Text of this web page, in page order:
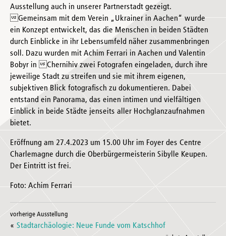
Ausstellung auch in unserer Partnerstadt gezeigt.
Gemeinsam mit dem Verein „Ukrainer in Aachen“ wurde
ein Konzept entwickelt, das die Menschen in beiden Städten
durch Einblicke in ihr Lebensumfeld näher zusammenbringen
soll. Dazu wurden mit Achim Ferrari in Aachen und Valentin
Bobyr in Chernihiv zwei Fotografen eingeladen, durch ihre
jeweilige Stadt zu streifen und sie mit ihrem eigenen,
subjektiven Blick fotografisch zu dokumentieren. Dabei
entstand ein Panorama, das einen intimen und vielfältigen
Einblick in beide Städte jenseits aller Hochglanzaufnahmen
bietet.
Eröffnung am 27.4.2023 um 15.00 Uhr im Foyer des Centre
Charlemagne durch die Oberbürgermeisterin Sibylle Keupen.
Der Eintritt ist frei.
Foto: Achim Ferrari
vorherige Ausstellung
« Stadtarchäologie: Neue Funde vom Katschhof